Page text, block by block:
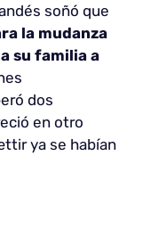
soñó que
la mudanza
su familia a
dos
en otro
ya se habían